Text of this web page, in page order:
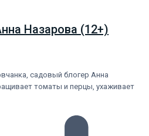
Назарова (12+)
садовый блогер Анна
томаты и перцы, ухаживает